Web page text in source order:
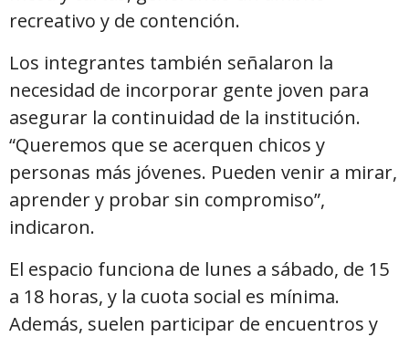
recreativo y de contención.
Los integrantes también señalaron la
necesidad de incorporar gente joven para
asegurar la continuidad de la institución.
“Queremos que se acerquen chicos y
personas más jóvenes. Pueden venir a mirar,
aprender y probar sin compromiso”,
indicaron.
El espacio funciona de lunes a sábado, de 15
a 18 horas, y la cuota social es mínima.
Además, suelen participar de encuentros y